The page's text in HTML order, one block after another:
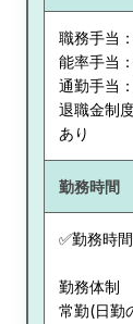
職務手当
能率手当
通勤手当
退職金制
あり
勤務時間
✅勤務時間
勤務体制
常勤(日勤